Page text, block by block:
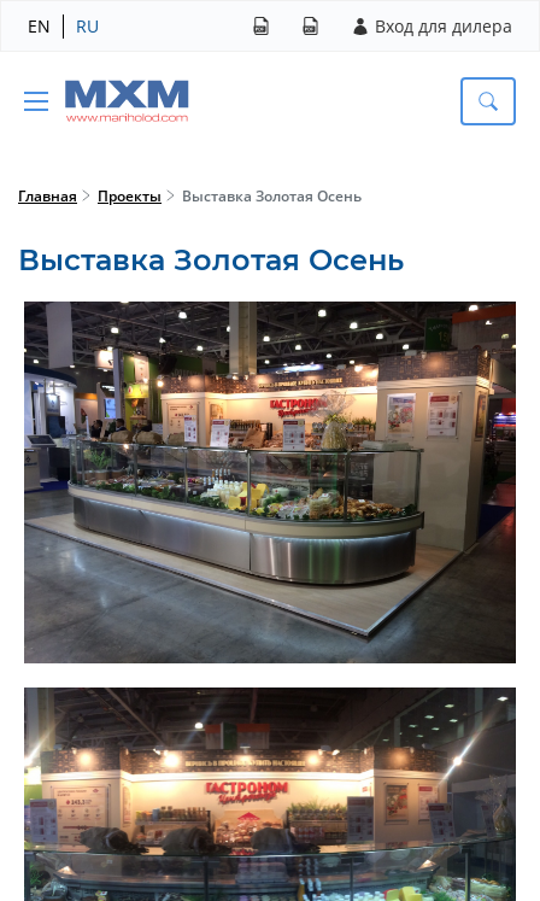
EN RU Вход для дилера
Главная Проекты Выставка Золотая Осень
Выставка Золотая Осень